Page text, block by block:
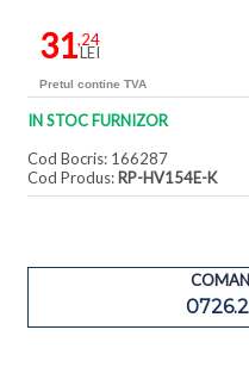
31,24
LEI
Pretul contine TVA
IN STOC FURNIZOR
Cod Bocris: 166287
Cod Produs: RP-HV154E-K